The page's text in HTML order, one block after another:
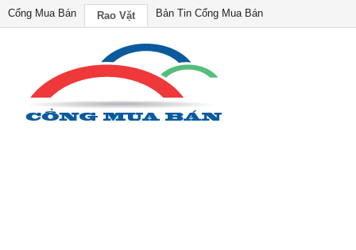
Cổng Mua Bán Rao Vặt Bản Tin Cổng Mua Bán